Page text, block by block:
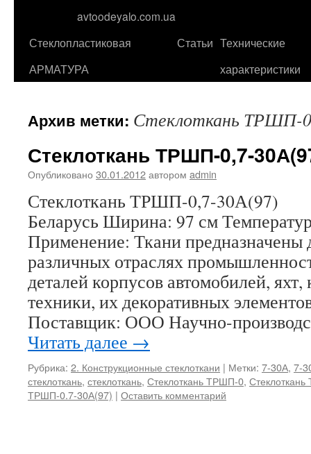
содержимому
avtoodeyalo.com.ua
Стеклопластиковая
АРМАТУРА
Статьи Технические
характеристики
Архив метки: Стеклоткань ТРШП-0
Стеклоткань ТРШП-0,7-
Опубликовано 30.01.2012автором admin
Стеклоткань ТРШП-0,7-30А(97)
Беларусь Ширина: 97 см
Применение: Ткани предназначены
различных отраслях
деталей корпусов автомобилей, яхт,
техники, их декоративных
Поставщик: ООО Научно-
Читать далее →
Рубрика: 2. Конструкционные стеклоткани | Метки: 7-30А, 7-
стеклоткань, стеклоткань, Стеклоткань ТРШП-0,
ТРШП-0.7-30А(97) | Оставить комментарий